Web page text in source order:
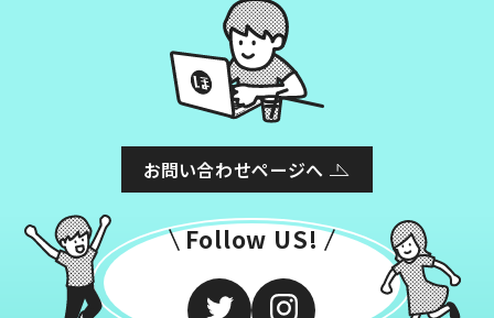
お問い合わせページへ
Follow US!